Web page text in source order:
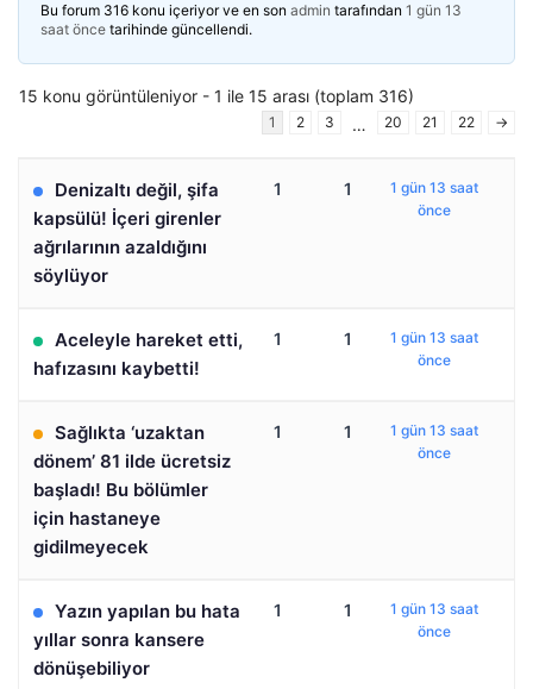
Bu forum 316 konu içeriyor ve en son admin tarafından 1 gün 13
saat önce tarihinde güncellendi.
15 konu görüntüleniyor - 1 ile 15 arası (toplam 316)
1 2 3 … 20 21 22 →
Denizaltı değil, şifa
kapsülü! İçeri girenler
ağrılarının azaldığını
söylüyor
1 1
1 gün 13 saat
önce
Aceleyle hareket etti,
hafızasını kaybetti!
1 1
1 gün 13 saat
önce
Sağlıkta ‘uzaktan
dönem’ 81 ilde ücretsiz
başladı! Bu bölümler
için hastaneye
gidilmeyecek
1 1
1 gün 13 saat
önce
Yazın yapılan bu hata
yıllar sonra kansere
dönüşebiliyor
1 1
1 gün 13 saat
önce